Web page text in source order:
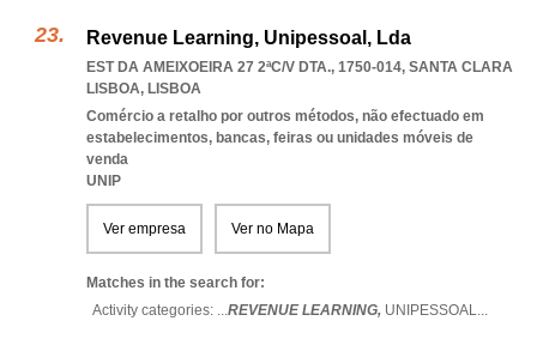
Revenue Learning, Unipessoal, Lda
EST DA AMEIXOEIRA 27 2ªC/V DTA., 1750-014, SANTA CLARA
LISBOA, LISBOA
Comércio a retalho por outros métodos, não efectuado em
estabelecimentos, bancas, feiras ou unidades móveis de
venda
UNIP
Ver empresa Ver no Mapa
Matches in the search for:
Activity categories: ...REVENUE LEARNING, UNIPESSOAL...